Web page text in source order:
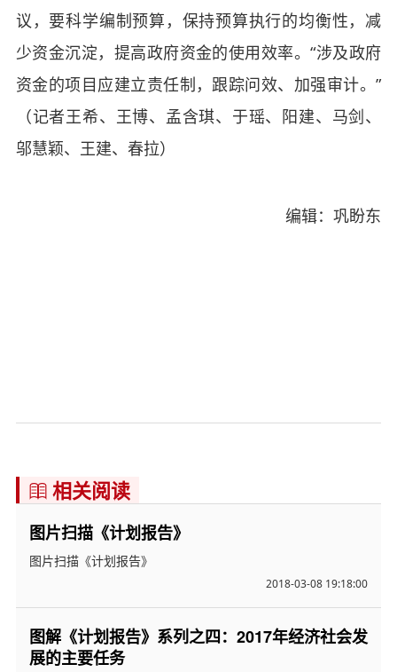
议，要科学编制预算，保持预算执行的均衡性，减
少资金沉淀，提高政府资金的使用效率。“涉及政府
资金的项目应建立责任制，跟踪问效、加强审计。”
（记者王希、王博、孟含琪、于瑶、阳建、马剑、
邬慧颖、王建、春拉）
编辑：巩盼东
 相关阅读
图片扫描《计划报告》
图片扫描《计划报告》
2018-03-08 19:18:00
图解《计划报告》系列之四：2017年经济社会发
展的主要任务